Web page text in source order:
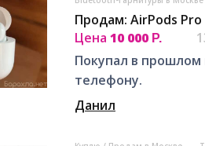
Продам: AirPods
Цена 10 000 Р.
Покупал в прошлом
телефону.
Данил